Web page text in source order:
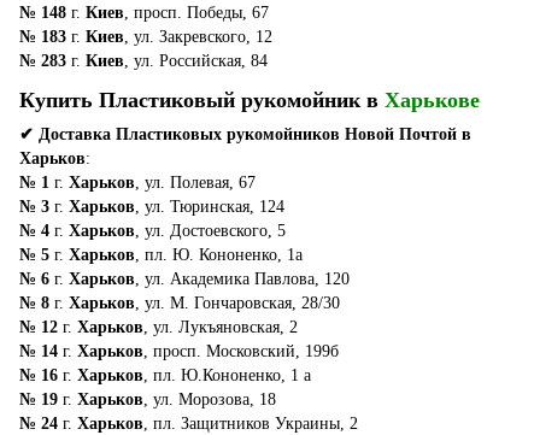
№ 148 г. Киев, просп. Победы, 67
№ 183 г. Киев, ул. Закревского, 12
№ 283 г. Киев, ул. Российская, 84
Купить Пластиковый рукомойник в Харькове
✔ Доставка Пластиковых рукомойников Новой Почтой в
Харьков:
№ 1 г. Харьков, ул. Полевая, 67
№ 3 г. Харьков, ул. Тюринская, 124
№ 4 г. Харьков, ул. Достоевского, 5
№ 5 г. Харьков, пл. Ю. Кононенко, 1а
№ 6 г. Харьков, ул. Академика Павлова, 120
№ 8 г. Харьков, ул. М. Гончаровская, 28/30
№ 12 г. Харьков, ул. Лукъяновская, 2
№ 14 г. Харьков, просп. Московский, 199б
№ 16 г. Харьков, пл. Ю.Кононенко, 1 а
№ 19 г. Харьков, ул. Морозова, 18
№ 24 г. Харьков, пл. Защитников Украины, 2